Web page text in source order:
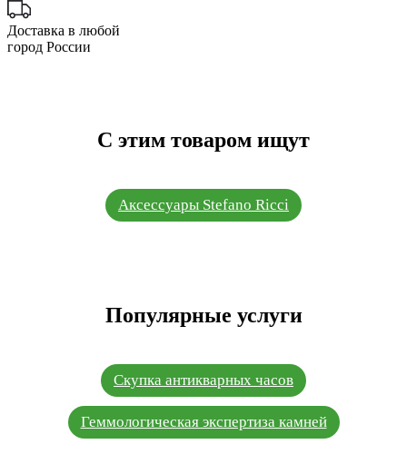
Доставка в любой
город России
С этим товаром ищут
Аксессуары Stefano Ricci
Популярные услуги
Скупка антикварных часов
Геммологическая экспертиза камней